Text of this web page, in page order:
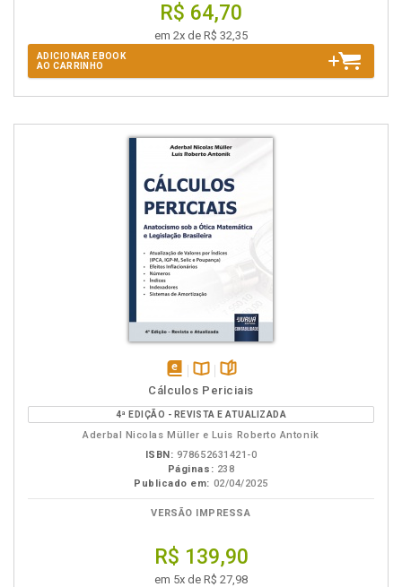
R$ 64,70
em 2x de R$ 32,35
ADICIONAR EBOOK
AO CARRINHO
disponível
em
eBook
Disponível
na
B.V.
páginas
Cálculos Periciais
4ª EDIÇÃO - REVISTA E ATUALIZADA
Aderbal Nicolas Müller e Luis Roberto Antonik
ISBN: 978652631421-0
Páginas: 238
Publicado em: 02/04/2025
VERSÃO IMPRESSA
R$ 139,90
em 5x de R$ 27,98